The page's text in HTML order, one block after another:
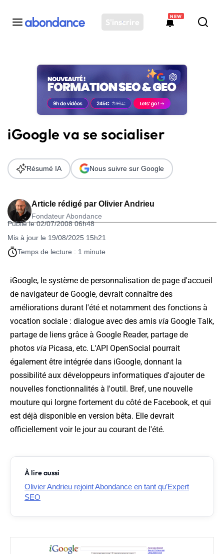
S'inscrire
NEW
Toutes les actus
Actus SEO
Plateforme
Solutions
Ressources
Audit SEO
iGoogle va se socialiser
Article rédigé par Olivier Andrieu
Fondateur Abondance
Publié le 02/07/2008 06h48
Mis à jour le 19/08/2025 15h21
Temps de lecture : 1 minute
Résumé IA Nous suivre sur Google
iGoogle, le système de personnalisation de page d'accueil
de navigateur de Google, devrait connaître des
améliorations durant l'été et notamment des fonctions à
vocation sociale : dialogue avec des amis via Google Talk,
partage de liens grâce à Google Reader, partage de
photos via Picasa, etc. L'API OpenSocial pourrait
également être intégrée dans iGoogle, donnant la
possibilité aux développeurs informatiques d'ajouter de
nouvelles fonctionnalités à l'outil. Bref, une nouvelle
mouture qui lorgne fortement du côté de Facebook, et qui
est déjà disponible en version bêta. Elle devrait
officiellement voir le jour au courant de l'été.
À lire aussi
Olivier Andrieu rejoint Abondance en tant qu’Expert
SEO